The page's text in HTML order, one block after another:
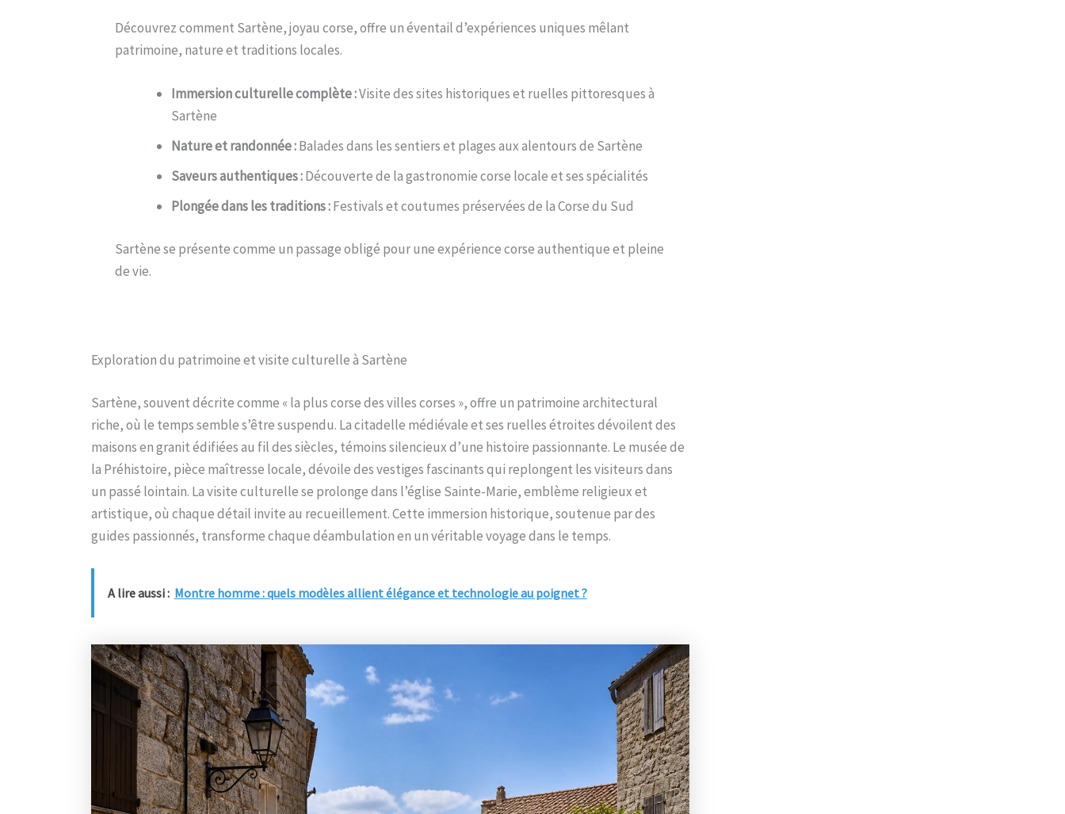
Découvrez comment Sartène, joyau corse, offre un éventail d’expériences uniques mêlant
patrimoine, nature et traditions locales.
Immersion culturelle complète :Visite des sites historiques et ruelles pittoresques à
Sartène
Nature et randonnée :Balades dans les sentiers et plages aux alentours de Sartène
Saveurs authentiques :Découverte de la gastronomie corse locale et ses spécialités
Plongée dans les traditions :Festivals et coutumes préservées de la Corse du Sud
Sartène se présente comme un passage obligé pour une expérience corse authentique et pleine
de vie.
Exploration du patrimoine et visite culturelle à Sartène
Sartène, souvent décrite comme « la plus corse des villes corses », offre un patrimoine architectural
riche, où le temps semble s’être suspendu. La citadelle médiévale et ses ruelles étroites dévoilent des
maisons en granit édifiées au fil des siècles, témoins silencieux d’une histoire passionnante. Le musée de
la Préhistoire, pièce maîtresse locale, dévoile des vestiges fascinants qui replongent les visiteurs dans
un passé lointain. La visite culturelle se prolonge dans l’église Sainte-Marie, emblème religieux et
artistique, où chaque détail invite au recueillement. Cette immersion historique, soutenue par des
guides passionnés, transforme chaque déambulation en un véritable voyage dans le temps.
A lire aussi : Montre homme : quels modèles allient élégance et technologie au poignet ?